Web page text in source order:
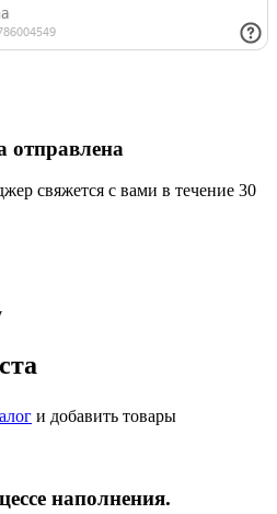
отправлена
свяжется с вами в течение 30
и добавить товары
наполнения.